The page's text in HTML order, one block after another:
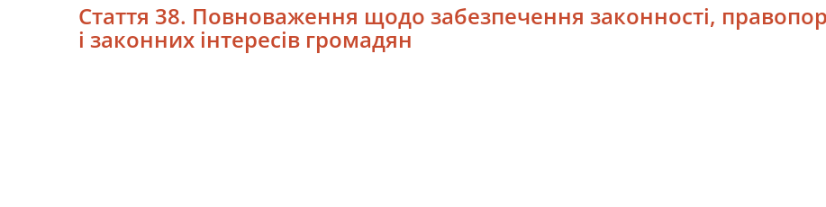
Стаття 38. Повноваження щодо забезпечення законності,
і законних інтересів громадян